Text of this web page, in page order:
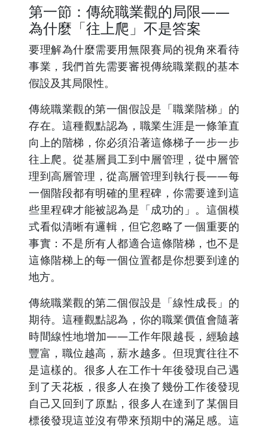
第一節：傳統職業觀的局限——
為什麼「往上爬」不是答案
要理解為什麼需要用無限賽局的視角來看待
事業，我們首先需要審視傳統職業觀的基本
假設及其局限性。
傳統職業觀的第一個假設是「職業階梯」的
存在。這種觀點認為，職業生涯是一條筆直
向上的階梯，你必須沿著這條梯子一步一步
往上爬。從基層員工到中層管理，從中層管
理到高層管理，從高層管理到執行長——每
一個階段都有明確的里程碑，你需要達到這
些里程碑才能被認為是「成功的」。這個模
式看似清晰有邏輯，但它忽略了一個重要的
事實：不是所有人都適合這條階梯，也不是
這條階梯上的每一個位置都是你想要到達的
地方。
傳統職業觀的第二個假設是「線性成長」的
期待。這種觀點認為，你的職業價值會隨著
時間線性地增加——工作年限越長，經驗越
豐富，職位越高，薪水越多。但現實往往不
是這樣的。很多人在工作十年後發現自己遇
到了天花板，很多人在換了幾份工作後發現
自己又回到了原點，很多人在達到了某個目
標後發現這並沒有帶來預期中的滿足感。這